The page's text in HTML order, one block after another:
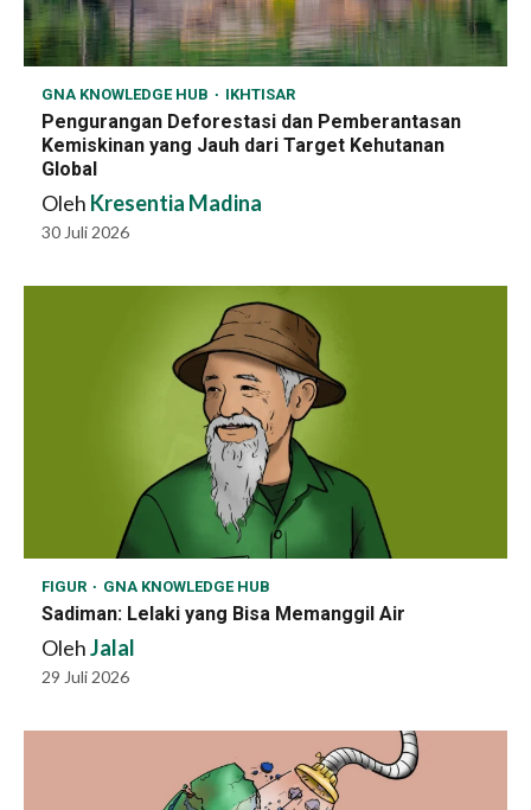
GNA KNOWLEDGE HUB IKHTISAR
Pengurangan Deforestasi dan Pemberantasan
Kemiskinan yang Jauh dari Target Kehutanan
Global
Oleh Kresentia Madina
30 Juli 2026
FIGUR GNA KNOWLEDGE HUB
Sadiman: Lelaki yang Bisa Memanggil Air
OlehJalal
29 Juli 2026